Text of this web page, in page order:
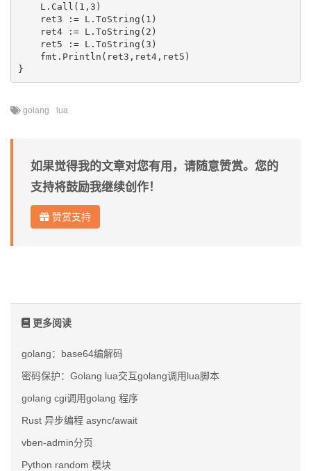
    L.Call(1,3)
    ret3 := L.ToString(1)
    ret4 := L.ToString(2)
    ret5 := L.ToString(3)
    fmt.Println(ret3,ret4,ret5)
golang lua
如果觉得我的文章对您有用，请随意赞赏。您的
支持将鼓励我继续创作！
赞赏支持
更多阅读
golang：base64编解码
密码保护：Golang lua交互golang调用lua脚本
golang cgi调用golang 程序
Rust 异步编程 async/await
vben-admin分页
Python random 模块